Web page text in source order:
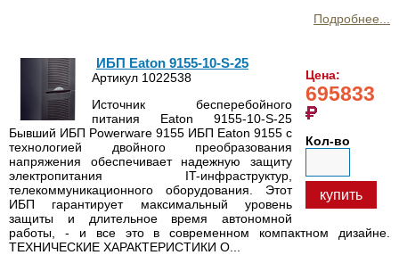
Подробнее...
Цена:
695833
Кол-во
купить
ИБП Eaton 9155-10-S-25
Артикул 1022538
Источник бесперебойного
питания Eaton 9155-10-S-25
Бывший ИБП Powerware 9155 ИБП Eaton 9155 с
технологией двойного преобразования
напряжения обеспечивает надежную защиту
электропитания IT-инфраструктур,
телекоммуникационного оборудования. Этот
ИБП гарантирует максимальный уровень
защиты и длительное время автономной
работы, - и все это в современном компактном дизайне.
ТЕХНИЧЕСКИЕ ХАРАКТЕРИСТИКИ О...